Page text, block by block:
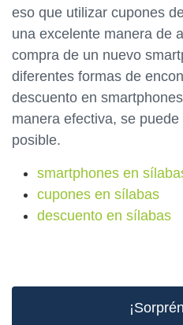
eso que utilizar cupones
una excelente manera de
compra de un nuevo
diferentes formas de
descuento en
manera efectiva, se
posible.
smartphones en
cupones en sílabas
descuento en sílabas